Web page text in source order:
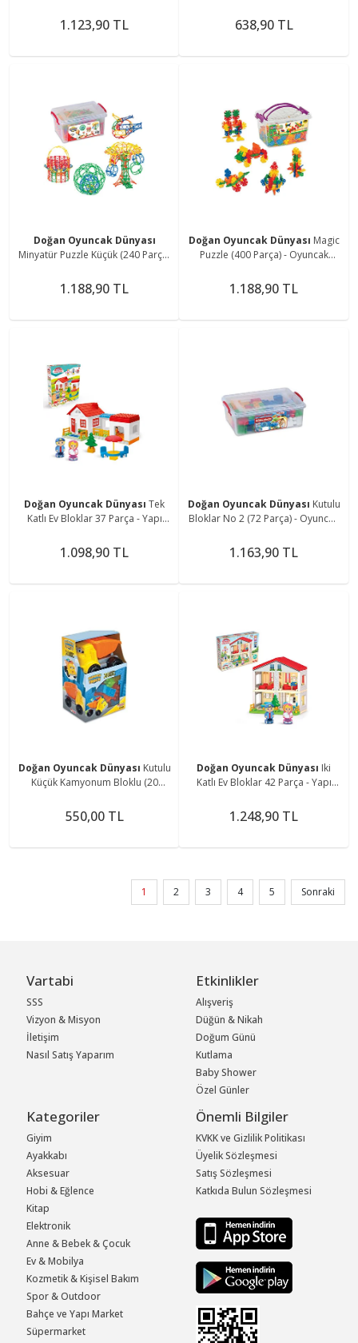
Oyuncakları - Blok Setleri
1.123,90 TL
Oyuncakları - Kelebek Oyuncak -
3d Puzzle
638,90 TL
Doğan Oyuncak Dünyası
Minyatür Puzzle Küçük (240 Parça)
Oyuncakları - Minyatür Oyuncak -
3d Puzzle
1.188,90 TL
Doğan Oyuncak Dünyası Magic
Puzzle (400 Parça) - Oyuncak
Oyuncak - Sihirli Oyuncak
1.188,90 TL
Doğan Oyuncak Dünyası Tek
Katlı Ev Bloklar 37 Parça - Yapı
Oyuncakları - Blok Setleri - Ev Seti
1.098,90 TL
Doğan Oyuncak Dünyası Kutulu
Bloklar No 2 (72 Parça) - Oyuncak
Oyuncak - Çocuk Oyuncak
1.163,90 TL
Doğan Oyuncak Dünyası Kutulu
Küçük Kamyonum Bloklu (20
- Araç Oyuncakları - Blok Setleri
550,00 TL
Doğan Oyuncak Dünyası Iki
Katlı Ev Bloklar 42 Parça - Yapı
Oyuncakları - Blok Setleri - Ev Seti
1.248,90 TL
1 2 3 4 5 Sonraki
Vartabi
SSS
Vizyon & Misyon
İletişim
Nasıl Satış Yaparım
Etkinlikler
Alışveriş
Düğün & Nikah
Doğum Günü
Kutlama
Baby Shower
Özel Günler
Kategoriler
Giyim
Ayakkabı
Aksesuar
Hobi & Eğlence
Kitap
Elektronik
Anne & Bebek & Çocuk
Ev & Mobilya
Kozmetik & Kişisel Bakım
Spor & Outdoor
Bahçe ve Yapı Market
Süpermarket
Önemli Bilgiler
KVKK ve Gizlilik Politikası
Üyelik Sözleşmesi
Satış Sözleşmesi
Katkıda Bulun Sözleşmesi